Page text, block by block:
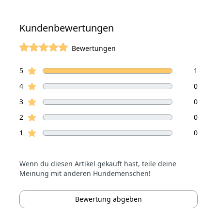
Kundenbewertungen
Bewertungen
Bewertungen
5Sterne Bewertungen
1
4Sterne Bewertungen
0
3Sterne Bewertungen
0
2 Sterne Bewertungen
0
1
Sterne Bewertungen 0
Wenn du diesen Artikel gekauft hast, teile deine
Meinung mit anderen Hundemenschen!
Bewertung abgeben